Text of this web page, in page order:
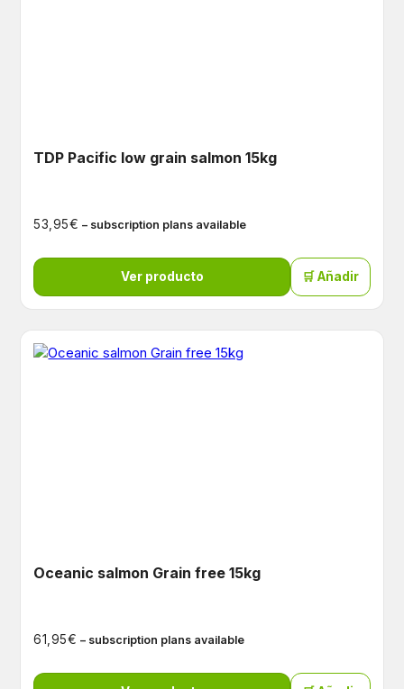
TDP Pacific low grain salmon 15kg
53,95€ – subscription plans available
Ver producto 🛒 Añadir
Oceanic salmon Grain free 15kg
61,95€ – subscription plans available